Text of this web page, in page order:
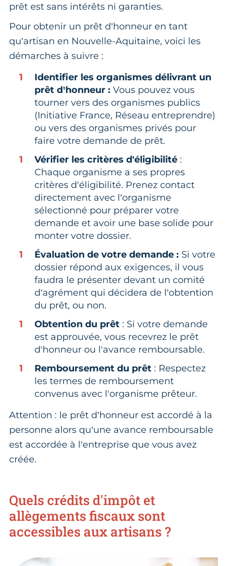
prêt est sans intérêts ni garanties.
Pour obtenir un prêt d’honneur en tant
qu’artisan en Nouvelle-Aquitaine, voici les
démarches à suivre :
Identifier les organismes délivrant un
prêt d’honneur : Vous pouvez vous
tourner vers des organismes publics
(Initiative France, Réseau entreprendre)
ou vers des organismes privés pour
faire votre demande de prêt.
Vérifier les critères d'éligibilité :
Chaque organisme a ses propres
critères d'éligibilité. Prenez contact
directement avec l’organisme
sélectionné pour préparer votre
demande et avoir une base solide pour
monter votre dossier.
Évaluation de votre demande : Si votre
dossier répond aux exigences, il vous
faudra le présenter devant un comité
d’agrément qui décidera de l’obtention
du prêt, ou non.
Obtention du prêt : Si votre demande
est approuvée, vous recevrez le prêt
d'honneur ou l'avance remboursable.
Remboursement du prêt : Respectez
les termes de remboursement
convenus avec l'organisme prêteur.
Attention : le prêt d’honneur est accordé à la
personne alors qu’une avance remboursable
est accordée à l’entreprise que vous avez
créée.
Quels crédits d'impôt et
allègements fiscaux sont
accessibles aux artisans ?